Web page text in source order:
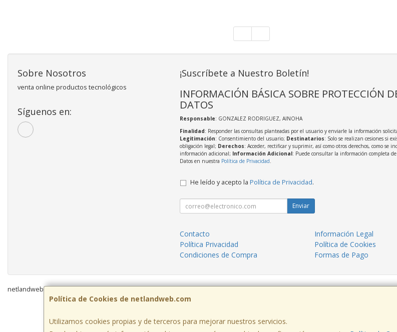
Política de Cookies de netlandweb.com
Utilizamos cookies propias y de terceros para mejorar nuestros servicios.
Sobre Nosotros
venta online productos tecnológicos
Síguenos en:
¡Suscríbete a Nuestro Boletín!
INFORMACIÓN BÁSICA SOBRE PROTECCIÓN
DATOS
Responsable: GONZALEZ RODRIGUEZ, AINOHA
Finalidad: Responder las consultas planteadas por el usuario y enviarle la información
Legitimación: Consentimiento del usuario; Destinatarios: Solo se realizan cesiones si
obligación legal; Derechos: Acceder, rectificar y suprimir, así como otros derechos, como se
información adicional; Información Adicional: Puede consultar la información completa
Datos en nuestra Política de Privacidad.
He leído y acepto la Política de Privacidad.
Enviar
Contacto
Información Legal
Política Privacidad
Política de Cookies
Condiciones de Compra
Formas de Pago
netlandweb.com © 2026
Rúa do Paseo 30,